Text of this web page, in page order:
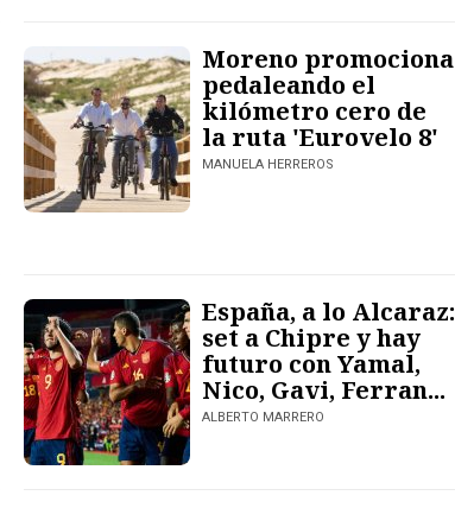
Moreno promociona
pedaleando el
kilómetro cero de
la ruta 'Eurovelo 8'
MANUELA HERREROS
España, a lo Alcaraz:
set a Chipre y hay
futuro con Yamal,
Nico, Gavi, Ferran...
ALBERTO MARRERO